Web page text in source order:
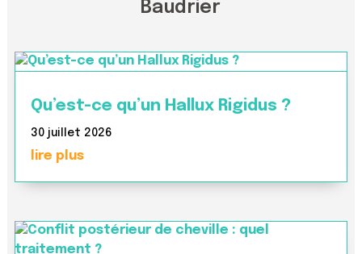
Baudrier
Qu’est-ce qu’un Hallux Rigidus ?
30 juillet 2026
lire plus